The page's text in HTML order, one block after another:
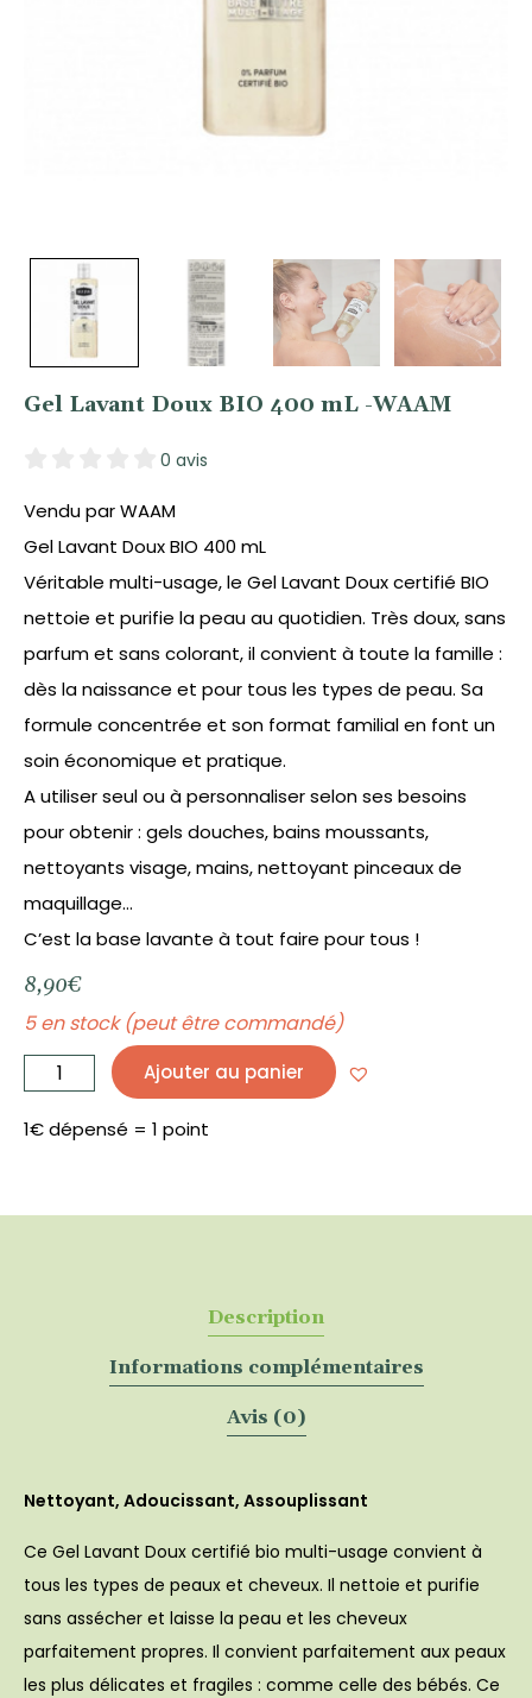
Gel Lavant Doux BIO 400 mL -WAAM
0 avis
Vendu par WAAM
Gel Lavant Doux BIO 400 mL
Véritable multi-usage, le Gel Lavant Doux certifié BIO
nettoie et purifie la peau au quotidien. Très doux, sans
parfum et sans colorant, il convient à toute la famille :
dès la naissance et pour tous les types de peau. Sa
formule concentrée et son format familial en font un
soin économique et pratique.
A utiliser seul ou à personnaliser selon ses besoins
pour obtenir : gels douches, bains moussants,
nettoyants visage, mains, nettoyant pinceaux de
maquillage…
C’est la base lavante à tout faire pour tous !
8,90€
5 en stock (peut être commandé)
de
Lavant
Doux
400
mL
Ajouter au panier
1€ dépensé = 1 point
Description
Informations complémentaires
Avis (0)
Nettoyant, Adoucissant, Assouplissant
Ce Gel Lavant Doux certifié bio multi-usage convient à
tous les types de peaux et cheveux. Il nettoie et purifie
sans assécher et laisse la peau et les cheveux
parfaitement propres. Il convient parfaitement aux peaux
les plus délicates et fragiles : comme celle des bébés. Ce